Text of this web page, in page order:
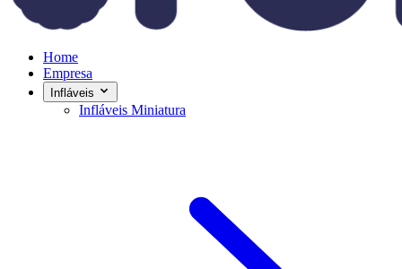
Home
Empresa
Infláveis
Infláveis Miniatura